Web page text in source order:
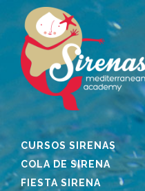
CURSOS SIRENAS
COLA DE SIRENA
FIESTA SIRENA